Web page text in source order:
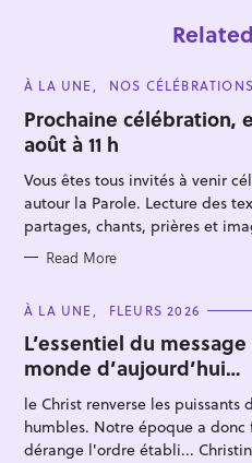
C
T
E
G
O
I
E
S
À LA UNE NOS CÉLÉBRATIONS
Prochaine célébration,
août à 11 h
Vous êtes tous invités à venir
autour la Parole. Lecture des
partages, chants, prières et
Read More
C
T
E
G
O
R
I
E
S
À LA UNE FLEURS 2026
L’essentiel du
monde d’aujourd’hui…
le Christ renverse les
humbles. Notre époque a
dérange l'ordre établi...
S
a
r
c
f
o